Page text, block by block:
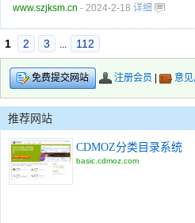
www.szjksm.cn - 2024-2-18 详细
1 2 3 ... 112
免费提交网站 注册会员 意
推荐网站
CDMOZ分类目录系统
basic.cdmoz.com